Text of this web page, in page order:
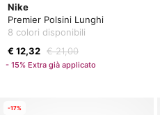
Nike
Premier Polsini Lunghi
8 colori disponibili
€ 12,32 € 21,00
- 15% Extra già applicato
-17%